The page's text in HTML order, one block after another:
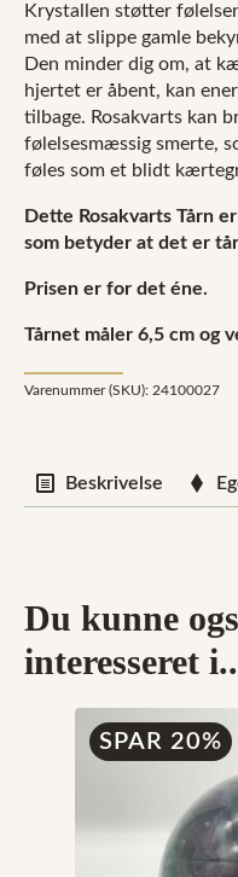
Krystallen støtter
med at slippe gamle
Den minder dig om, at
hjertet er åbent, kan
tilbage. Rosakvarts kan
følelsesmæssig smerte,
føles som et blidt
Dette Rosakvarts Tårn
som betyder at det er
Prisen er for det éne.
Tårnet måler 6,5 cm og
Varenummer (SKU): 24100027
Beskrivelse
Du kunne
interesseret
SPAR 20%